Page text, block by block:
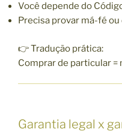
Você depende do
Precisa provar má-fé
👉 Tradução prática:
Comprar de particular =
Garantia legal x